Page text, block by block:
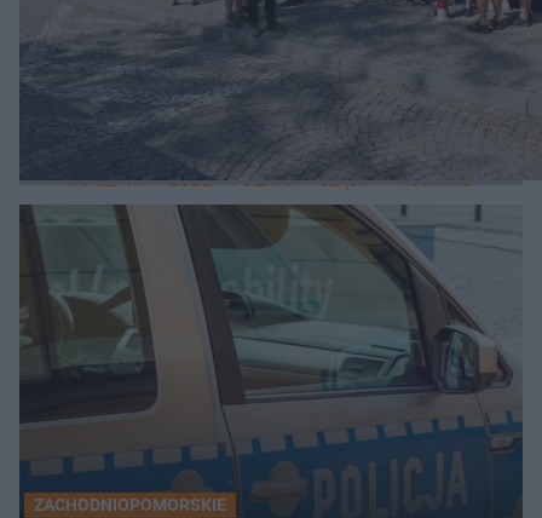
WIĘCEJ
LOKALNE
WARSZAWA ŁÓDŹ POZNAŃ ŚLĄSK TRÓJMIASTO
ZACHODNIOPOMORSKIE